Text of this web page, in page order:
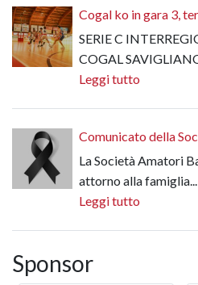
Cogal ko in gara 3,
SERIE C
COGAL
Leggi tutto
Comunicato della
La Società Amatori
attorno alla famiglia...
Leggi tutto
Sponsor